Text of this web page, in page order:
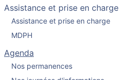
Assistance et prise en charge
Assistance et prise en charge
MDPH
Agenda
Nos permanences